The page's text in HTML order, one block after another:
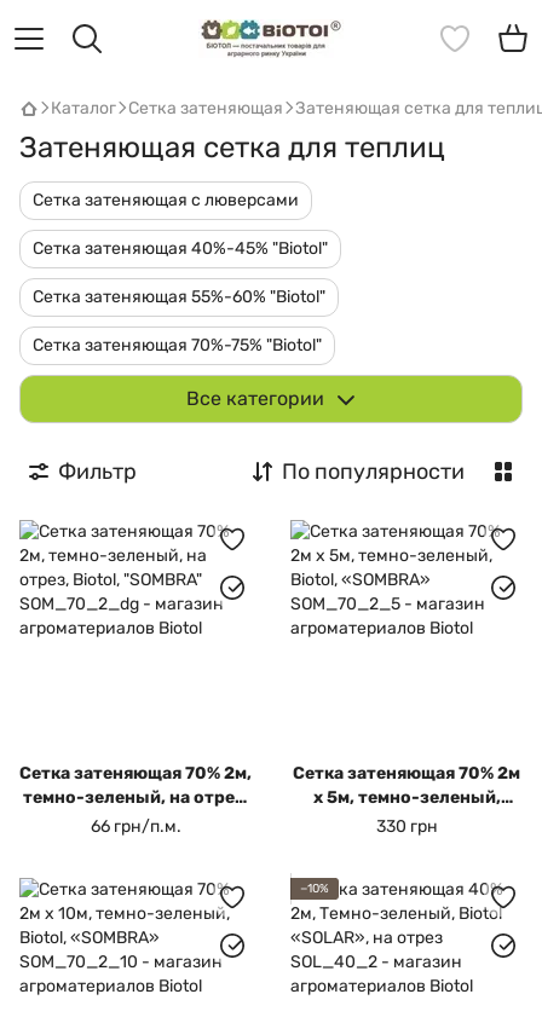
Каталог Сетка затеняющая Затеняющая сетка для
Затеняющая сетка для теплиц
Сетка затеняющая с люверсами
Сетка затеняющая 40%-45% "Biotol"
Сетка затеняющая 55%-60% "Biotol"
Сетка затеняющая 70%-75% "Biotol"
Сетка затеняющая 85%-90% "Biotol"
Затеняющая сетка для теплицы
Затеняющая сетка для забора
Затеняющая сетка для огорода Сетка фасадная
Все категории
Фильтр По популярности
Сетка затеняющая 70% 2м,
темно-зеленый, на отрез,
Biotol, "SOMBRA"
66 грн/п.м.
Сетка затеняющая 70% 2м
х 5м, темно-зеленый,
Biotol, «SOMBRA»
330 грн
−10%